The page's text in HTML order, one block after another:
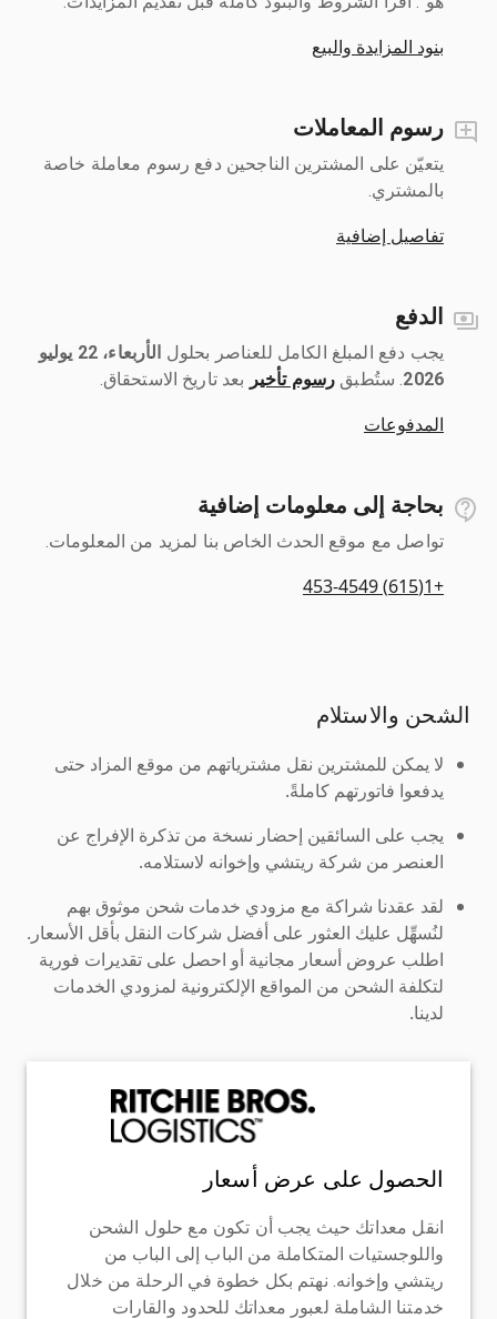
بنود المزايدة والبيع
رسوم المعاملات
يتعيّن على المشترين الناجحين دفع رسوم معاملة خاصة
بالمشتري.
تفاصيل إضافية
الدفع
يجب دفع المبلغ الكامل للعناصر بحلول ‎
الأربعاء، 22 يوليو
2026
رسوم تأخير بعد تاريخ الاستحقاق.
المدفوعات
بحاجة إلى معلومات إضافية
تواصل مع موقع الحدث الخاص بنا لمزيد من المعلومات.
+1(615) 453-4549
الشحن والاستلام
لا يمكن للمشترين نقل مشترياتهم من موقع المزاد حتى
يدفعوا فاتورتهم كاملةً.
يجب على السائقين إحضار نسخة من تذكرة الإفراج عن
العنصر من شركة ريتشي وإخوانه لاستلامه.
لقد عقدنا شراكة مع مزودي خدمات شحن موثوق بهم
لنُسهِّل عليك العثور على أفضل شركات النقل بأقل الأسعار.
اطلب عروض أسعار مجانية أو احصل على تقديرات فورية
لتكلفة الشحن من المواقع الإلكترونية لمزودي الخدمات
لدينا.
الحصول على عرض أسعار
انقل معداتك حيث يجب أن تكون مع حلول الشحن
واللوجستيات المتكاملة من الباب إلى الباب من
ريتشي وإخوانه. نهتم بكل خطوة في الرحلة من خلال
خدمتنا الشاملة لعبور معداتك للحدود والقارات